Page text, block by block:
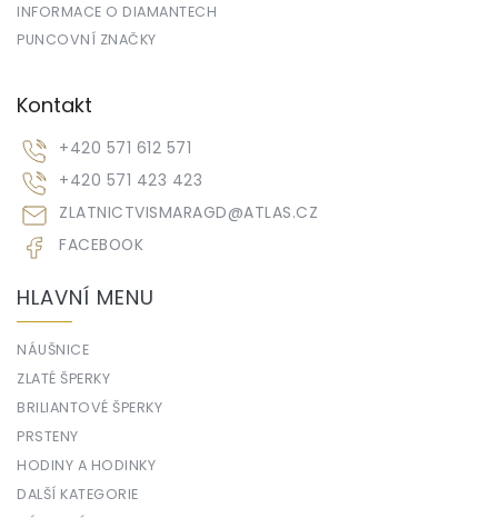
INFORMACE O DIAMANTECH
PUNCOVNÍ ZNAČKY
Kontakt
ZLATNICTVISMARAGD@ATLAS.CZ
+420 571 612 571
+420 571 423 423
FACEBOOK
HLAVNÍ MENU
NÁUŠNICE
ZLATÉ ŠPERKY
BRILIANTOVÉ ŠPERKY
PRSTENY
HODINY A HODINKY
DALŠÍ KATEGORIE